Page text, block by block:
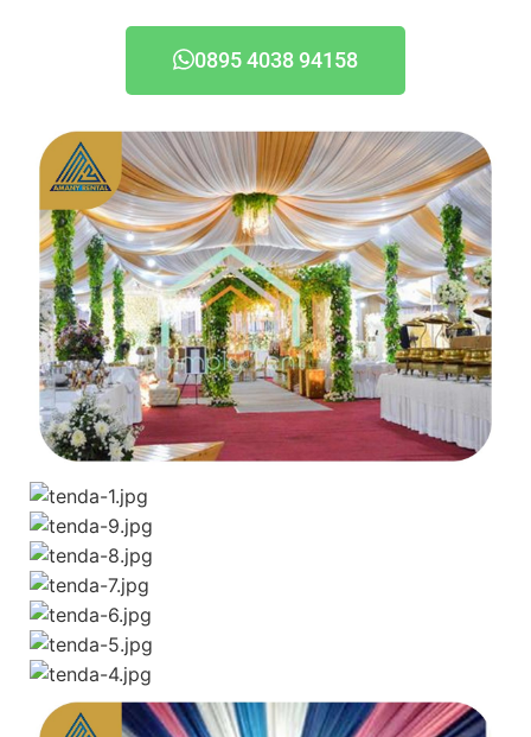
0895 4038 94158